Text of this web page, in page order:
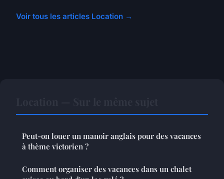
Voir tous les articles Location →
Peut-on louer un manoir anglais pour des vacances
à thème victorien ?
Comment organiser des vacances dans un chalet